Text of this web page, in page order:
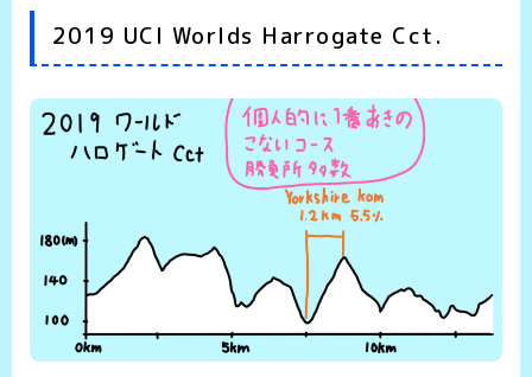
2019 UCI Worlds Harrogate Cct.